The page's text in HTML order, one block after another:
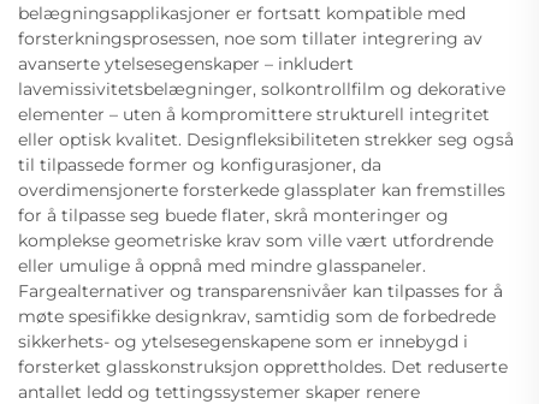
belægningsapplikasjoner er fortsatt kompatible med
forsterkningsprosessen, noe som tillater integrering av
avanserte ytelsesegenskaper – inkludert
lavemissivitetsbelægninger, solkontrollfilm og dekorative
elementer – uten å kompromittere strukturell integritet
eller optisk kvalitet. Designfleksibiliteten strekker seg også
til tilpassede former og konfigurasjoner, da
overdimensjonerte forsterkede glassplater kan fremstilles
for å tilpasse seg buede flater, skrå monteringer og
komplekse geometriske krav som ville vært utfordrende
eller umulige å oppnå med mindre glasspaneler.
Fargealternativer og transparensnivåer kan tilpasses for å
møte spesifikke designkrav, samtidig som de forbedrede
sikkerhets- og ytelsesegenskapene som er innebygd i
forsterket glasskonstruksjon opprettholdes. Det reduserte
antallet ledd og tettingssystemer skaper renere